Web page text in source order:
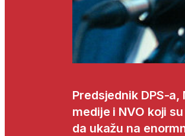
Predsjednik DPS-
medije i NVO koji
da ukažu na